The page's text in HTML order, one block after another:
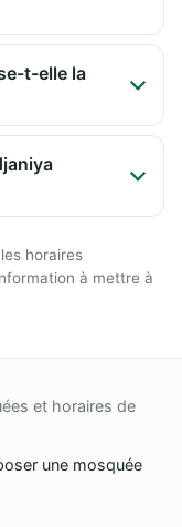
t-elle la
horaires
à mettre à
et horaires de
une mosquée